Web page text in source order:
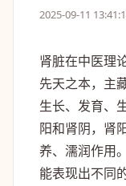
2025-09-11
肾脏在中医理
先天之本，主
生长、发育、
阳和肾阴，肾
养、濡润作用
能表现出不同